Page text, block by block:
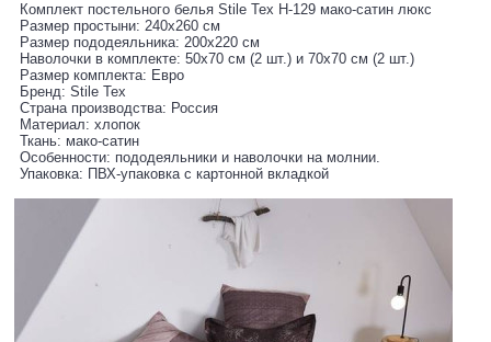
Комплект постельного белья Stile Tex H-129 мако-сатин люкс
Размер простыни: 240х260 см
Размер пододеяльника: 200х220 см
Наволочки в комплекте: 50х70 см (2 шт.) и 70х70 см (2 шт.)
Размер комплекта: Евро
Бренд: Stile Tex
Страна производства: Россия
Материал: хлопок
Ткань: мако-сатин
Особенности: пододеяльники и наволочки на молнии.
Упаковка: ПВХ-упаковка с картонной вкладкой